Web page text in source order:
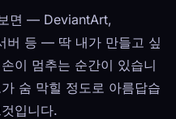
면 — DeviantArt,
등 — 딱 내가 만들고 싶
이 멈추는 순간이 있습니
숨 막힐 정도로 아름답습
입니다.